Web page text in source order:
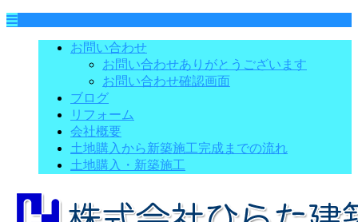
お問い合わせ
お問い合わせありがとうございます
お問い合わせ確認画面
ブログ
リフォーム
会社概要
土地購入から新築施工完成までの流れ
土地購入・新築施工